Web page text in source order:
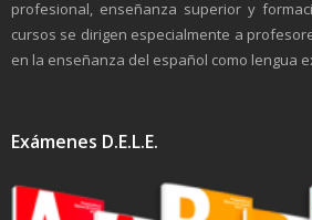
profesional, enseñanza superior y
cursos se dirigen especialmente a
en la enseñanza del español como lengua
Exámenes D.E.L.E.